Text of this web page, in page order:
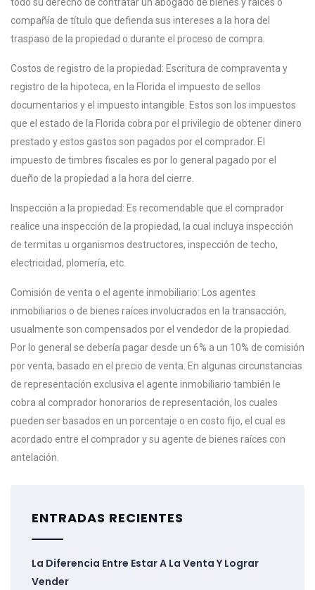
compañía de título que defienda sus intereses a la hora del
traspaso de la propiedad o durante el proceso de compra.
Costos de registro de la propiedad: Escritura de compraventa y
registro de la hipoteca, en la Florida el impuesto de sellos
documentarios y el impuesto intangible. Estos son los impuestos
que el estado de la Florida cobra por el privilegio de obtener dinero
prestado y estos gastos son pagados por el comprador. El
impuesto de timbres fiscales es por lo general pagado por el
dueño de la propiedad a la hora del cierre.
Inspección a la propiedad: Es recomendable que el comprador
realice una inspección de la propiedad, la cual incluya inspección
de termitas u organismos destructores, inspección de techo,
electricidad, plomería, etc.
Comisión de venta o el agente inmobiliario: Los agentes
inmobiliarios o de bienes raíces involucrados en la transacción,
usualmente son compensados por el vendedor de la propiedad.
Por lo general se debería pagar desde un 6% a un 10% de comisión
por venta, basado en el precio de venta. En algunas circunstancias
de representación exclusiva el agente inmobiliario también le
cobra al comprador honorarios de representación, los cuales
pueden ser basados en un porcentaje o en costo fijo, el cual es
acordado entre el comprador y su agente de bienes raíces con
antelación.
ENTRADAS RECIENTES
La Diferencia Entre Estar A La Venta Y Lograr
Vender